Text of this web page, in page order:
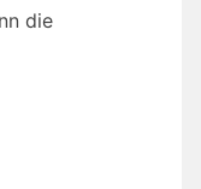
die